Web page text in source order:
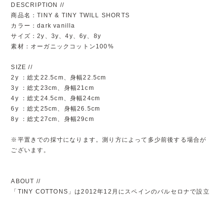
DESCRIPTION //
商品名：TINY & TINY TWILL SHORTS
カラー：dark vanilla
サイズ：2y、3y、4y、6y、8y
素材：オーガニックコットン100%
SIZE //
2y ：総丈22.5cm、身幅22.5cm
3y ：総丈23cm、身幅21cm
4y ：総丈24.5cm、身幅24cm
6y ：総丈25cm、身幅26.5cm
8y ：総丈27cm、身幅29cm
※平置きでの採寸になります。測り方によって多少前後する場合が
ございます。
ABOUT //
「TINY COTTONS」は2012年12月にスペインのバルセロナで設立